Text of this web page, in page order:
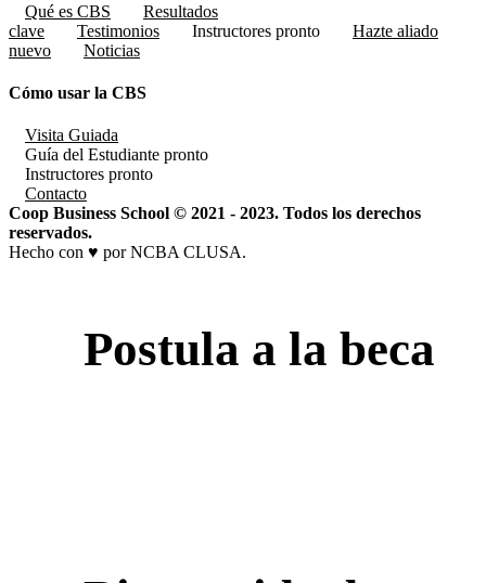
Qué es CBS
Resultados
clave
Testimonios Instructores pronto
Hazte aliado
nuevo
Noticias
Cómo usar la CBS
Visita Guiada
Guía del Estudiante pronto
Instructores pronto
Contacto
Coop Business School © 2021 - 2023. Todos los derechos
reservados.
Hecho con ♥ por NCBA CLUSA.
Postula a la beca